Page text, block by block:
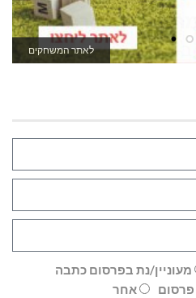
לרכישה
לאתר המשחקים
מעוניין/נת בפרסום כתבה
פרסום
אחר